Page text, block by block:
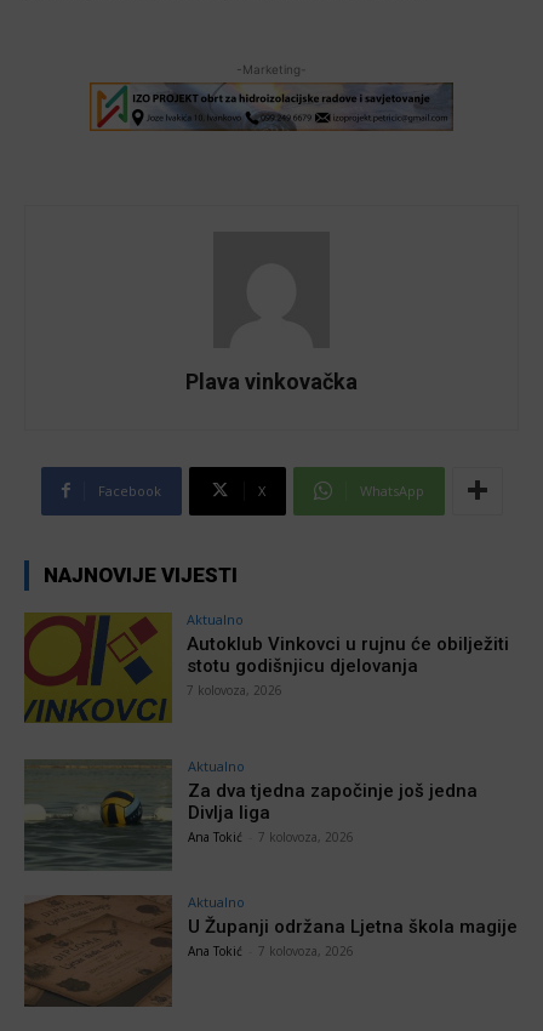
-Marketing-
Plava vinkovačka
Facebook X WhatsApp
NAJNOVIJE VIJESTI
Aktualno
Autoklub Vinkovci u rujnu će obilježiti
stotu godišnjicu djelovanja
7 kolovoza, 2026
Aktualno
Za dva tjedna započinje još jedna
Divlja liga
Ana Tokić 7 kolovoza, 2026
Aktualno
U Županji održana Ljetna škola magije
Ana Tokić 7 kolovoza, 2026